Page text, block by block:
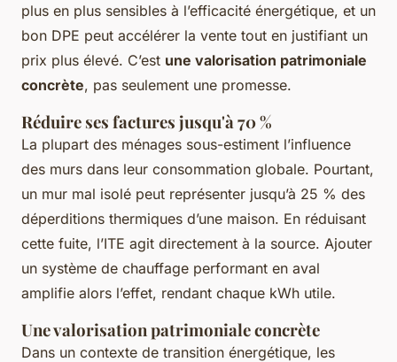
plus en plus sensibles à l’efficacité énergétique, et un
bon DPE peut accélérer la vente tout en justifiant un
prix plus élevé. C’est une valorisation patrimoniale
concrète, pas seulement une promesse.
Réduire ses factures jusqu'à 70 %
La plupart des ménages sous-estiment l’influence
des murs dans leur consommation globale. Pourtant,
un mur mal isolé peut représenter jusqu’à 25 % des
déperditions thermiques d’une maison. En réduisant
cette fuite, l’ITE agit directement à la source. Ajouter
un système de chauffage performant en aval
amplifie alors l’effet, rendant chaque kWh utile.
Une valorisation patrimoniale concrète
Dans un contexte de transition énergétique, les